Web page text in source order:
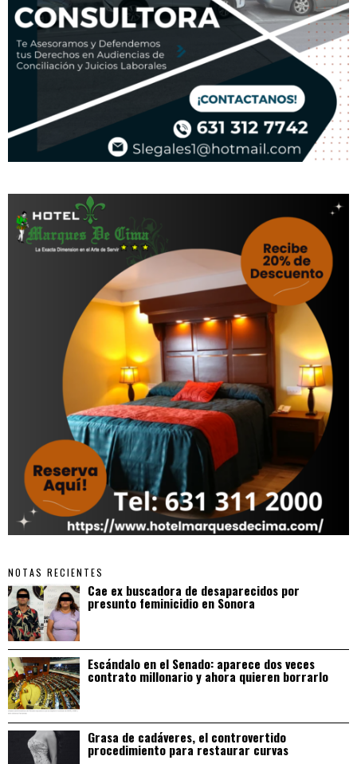
NOTAS RECIENTES
Cae ex buscadora de desaparecidos por
presunto feminicidio en Sonora
Escándalo en el Senado: aparece dos veces
contrato millonario y ahora quieren borrarlo
Grasa de cadáveres, el controvertido
procedimiento para restaurar curvas